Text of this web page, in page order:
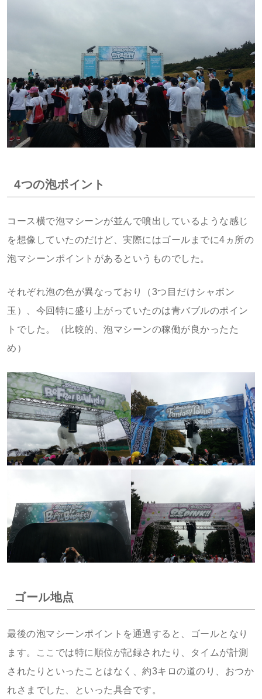
4つの泡ポイント
コース横で泡マシーンが並んで噴出しているような感じ
を想像していたのだけど、実際にはゴールまでに4ヵ所の
泡マシーンポイントがあるというものでした。
それぞれ泡の色が異なっており（3つ目だけシャボン
玉）、今回特に盛り上がっていたのは青バブルのポイン
トでした。（比較的、泡マシーンの稼働が良かったた
め）
ゴール地点
最後の泡マシーンポイントを通過すると、ゴールとなり
ます。ここでは特に順位が記録されたり、タイムが計測
されたりといったことはなく、約3キロの道のり、おつか
れさまでした、といった具合です。